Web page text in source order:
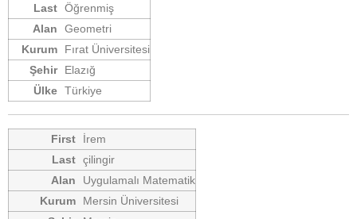
Öğrenmiş
Geometri
Fırat Üniversitesi
Elazığ
Türkiye
İrem
çilingir
Uygulamalı Matematik
Mersin Üniversitesi